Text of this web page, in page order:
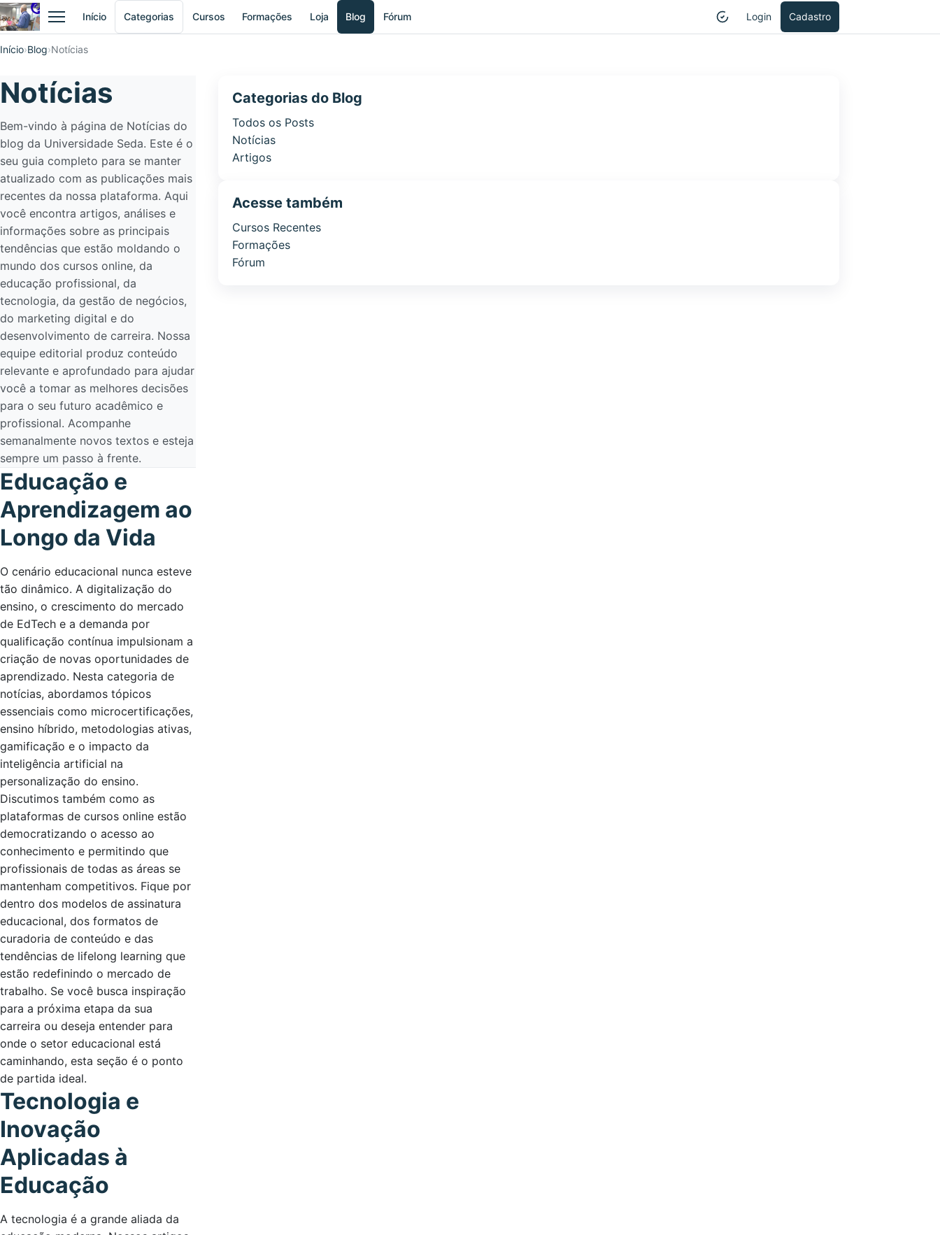
Abrir menu
Início Categorias Cursos Formações Loja Blog Fórum Login Cadastro
Início Blog Notícias
Notícias
Bem-vindo à página de Notícias do
blog da Universidade Seda. Este é o
seu guia completo para se manter
atualizado com as publicações mais
recentes da nossa plataforma. Aqui
você encontra artigos, análises e
informações sobre as principais
tendências que estão moldando o
mundo dos cursos online, da
educação profissional, da
tecnologia, da gestão de negócios,
do marketing digital e do
desenvolvimento de carreira. Nossa
equipe editorial produz conteúdo
relevante e aprofundado para ajudar
você a tomar as melhores decisões
para o seu futuro acadêmico e
profissional. Acompanhe
semanalmente novos textos e esteja
sempre um passo à frente.
Educação e
Aprendizagem ao
Longo da Vida
O cenário educacional nunca esteve
tão dinâmico. A digitalização do
ensino, o crescimento do mercado
de EdTech e a demanda por
qualificação contínua impulsionam a
criação de novas oportunidades de
aprendizado. Nesta categoria de
notícias, abordamos tópicos
essenciais como microcertificações,
ensino híbrido, metodologias ativas,
gamificação e o impacto da
inteligência artificial na
personalização do ensino.
Discutimos também como as
plataformas de cursos online estão
democratizando o acesso ao
conhecimento e permitindo que
profissionais de todas as áreas se
mantenham competitivos. Fique por
dentro dos modelos de assinatura
educacional, dos formatos de
curadoria de conteúdo e das
tendências de lifelong learning que
estão redefinindo o mercado de
trabalho. Se você busca inspiração
para a próxima etapa da sua
carreira ou deseja entender para
onde o setor educacional está
caminhando, esta seção é o ponto
de partida ideal.
Tecnologia e
Inovação
Aplicadas à
Educação
A tecnologia é a grande aliada da
Categorias do Blog
Todos os Posts
Notícias
Artigos
Acesse também
Cursos Recentes
Formações
Fórum